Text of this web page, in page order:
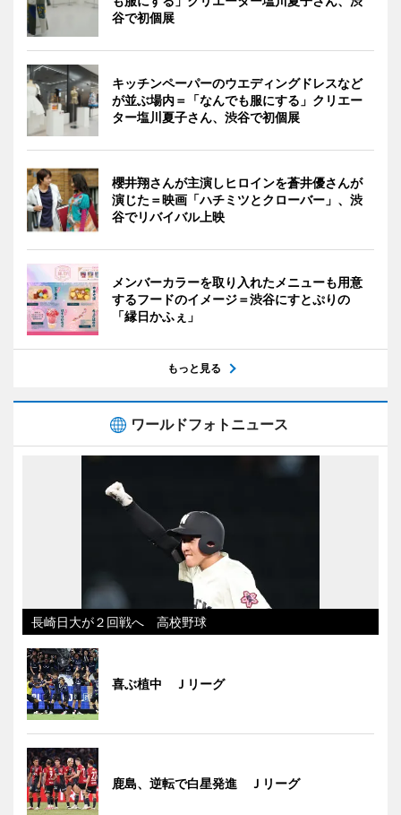
谷で初個展
キッチンペーパーのウエディングドレスなど
が並ぶ場内＝「なんでも服にする」クリエー
ター塩川夏子さん、渋谷で初個展
櫻井翔さんが主演しヒロインを蒼井優さんが
演じた＝映画「ハチミツとクローバー」、渋
谷でリバイバル上映
メンバーカラーを取り入れたメニューも用意
するフードのイメージ＝渋谷にすとぷりの
「縁日かふぇ」
もっと見る
ワールドフォトニュース
長崎日大が２回戦へ 高校野球
喜ぶ植中 Ｊリーグ
鹿島、逆転で白星発進 Ｊリーグ